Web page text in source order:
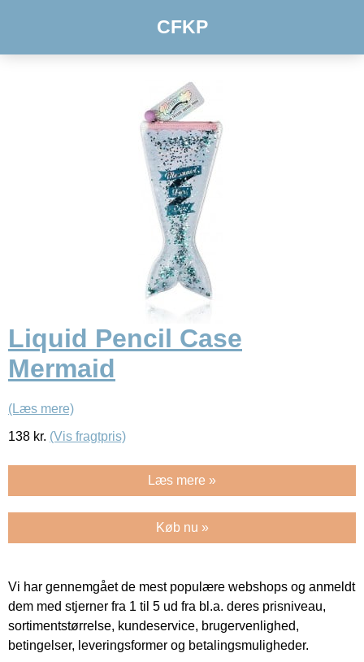
CFKP
Liquid Pencil Case
Mermaid
(Læs mere)
138 kr. (Vis fragtpris)
Læs mere »
Køb nu »
Vi har gennemgået de mest populære webshops og anmeldt
dem med stjerner fra 1 til 5 ud fra bl.a. deres prisniveau,
sortimentstørrelse, kundeservice, brugervenlighed,
betingelser, leveringsformer og betalingsmuligheder.